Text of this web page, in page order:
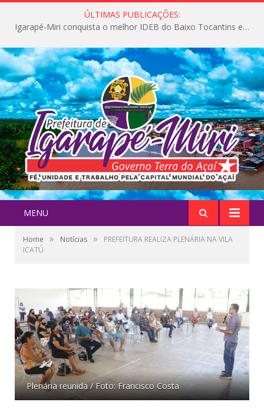
ÚLTIMAS PUBLICAÇÕES:
Igarapé-Miri conquista o melhor IDEB do Baixo Tocantins e avança na qualidade da educação pública
MENU
Home » Notícias »
PREFEITURA REALIZA PLENÁRIA NA VILA
ICATÚ
Plenária reunida / Foto: Francisco Costa